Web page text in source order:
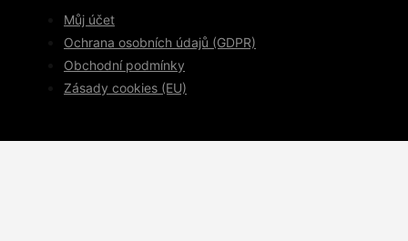
Můj účet
Ochrana osobních údajů (GDPR)
Obchodní podmínky
Zásady cookies (EU)